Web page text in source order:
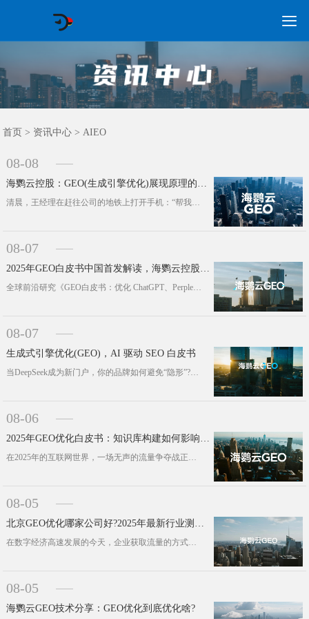

首页
GEO常见问题
GEO优化
海外GEO
网络营销
企业培训
软件开发
政策申报
资讯中心
关于我们
首页 > 资讯中心 >AIEO
08-08
海鹦云控股：GEO(生成引擎优化)展现原理的深度分析解读，企业抢占AI时代认知高地的关键
清晨，王经理在赶往公司的地铁上打开手机：“帮我分析一下适合中型制造企业的ERP系统选型要点。”几秒后，AI助手生成了包含功能对···
08-07
2025年GEO白皮书中国首发解读，海鹦云控股发布生成式引擎优化战略
全球前沿研究《GEO白皮书：优化 ChatGPT、Perplexity和谷歌AI综述等模型中的品牌可发现性》(2.0版)近···
08-07
生成式引擎优化(GEO)，AI 驱动 SEO 白皮书
当DeepSeek成为新门户，你的品牌如何避免“隐形”?当消费者不再点击搜索结果，而是直接采纳ChatGPT、DeepSeek···
08-06
2025年GEO优化白皮书：知识库构建如何影响AI搜索排序算法？
在2025年的互联网世界，一场无声的流量争夺战正在悄然上演。超过71%的用户搜索请求，答案在搜索结果页面直接呈现，用户无需点击···
08-05
北京GEO优化哪家公司好?2025年最新行业测评和市场反馈|海鹦云控股
在数字经济高速发展的今天，企业获取流量的方式已不再局限于传统广告投放。随着搜索引擎优化(SEO)、生成式引擎优化(GEO)等技···
08-05
海鹦云GEO技术分享：GEO优化到底优化啥?